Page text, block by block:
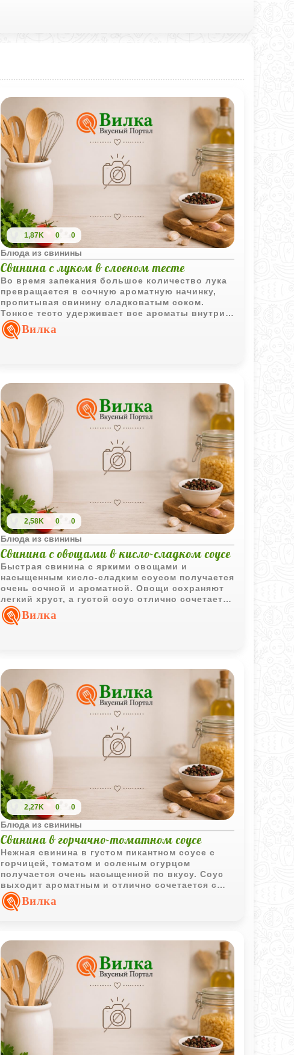
1,87K 0 0
Блюда из свинины
Свинина с луком в слоеном тесте
Во время запекания большое количество лука
превращается в сочную ароматную начинку,
пропитывая свинину сладковатым соком.
Тонкое тесто удерживает все ароматы внутри и
становится румяным и хрустящим.
Вилка
2,58K 0 0
Блюда из свинины
Свинина с овощами в кисло-сладком соусе
Быстрая свинина с яркими овощами и
насыщенным кисло-сладким соусом получается
очень сочной и ароматной. Овощи сохраняют
легкий хруст, а густой соус отлично сочетается
с горячим рисом.
Вилка
2,27K 0 0
Блюда из свинины
Свинина в горчично-томатном соусе
Нежная свинина в густом пикантном соусе с
горчицей, томатом и соленым огурцом
получается очень насыщенной по вкусу. Соус
выходит ароматным и отлично сочетается с
горячим картофелем.
Вилка